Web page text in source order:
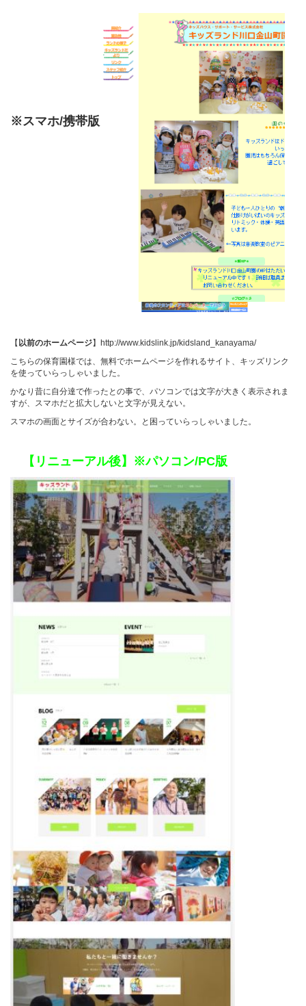
※スマホ/携帯版
【 以前のホームページ】
http://www.kidslink.jp/kidsland_kanayama/
こちらの保育園様では、無料でホームページを作れるサイト、キッズリンク
を使っていらっしゃいました。
かなり昔に自分達で作ったとの事で、パソコンでは文字が大きく表示されま
すが、スマホだと拡大しないと文字が見えない。
スマホの画面とサイズが合わない。と困っていらっしゃいました。
【リニューアル後】※パソコン/PC版